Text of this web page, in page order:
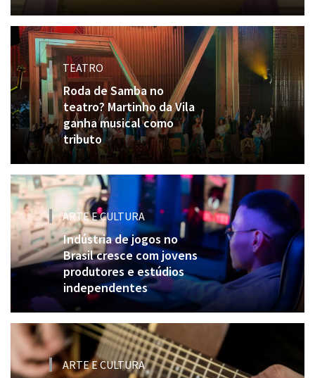
TEATRO
Roda de Samba no
teatro? Martinho da Vila
ganha musical como
tributo
ARTE E CULTURA
Indústria de jogos no
Brasil cresce com jovens
produtores e estúdios
independentes
ARTE E CULTURA